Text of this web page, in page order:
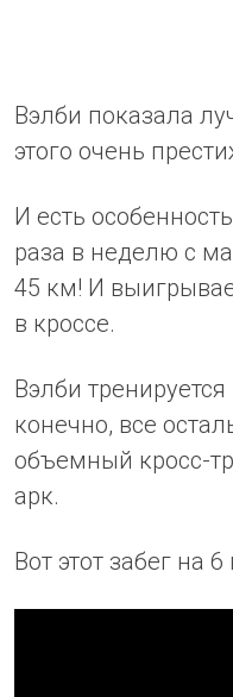
Вэлби показала
этого очень
И есть
раза в неделю с
45 км! И
в кроссе.
Вэлби
конечно, все
объемный кросс-
арк.
Вот этот забег на 6